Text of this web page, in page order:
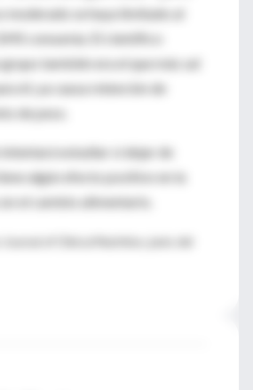
moderado se haya limitado al
consumía. El científico
grupo también era el que más sal
él, ya causa retención de
de peso.
intentará estudiar si dejar de
algún efecto positivo en la
el cambio alimentario.